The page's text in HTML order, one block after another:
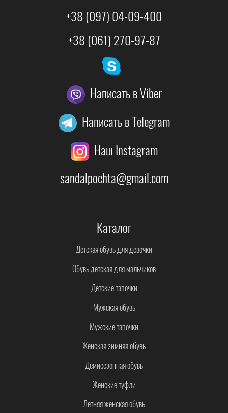
+38 (097) 04-09-400
+38 (061) 270-97-87
Написать в Viber
Написать в Telegram
Наш Instagram
sandalpochta@gmail.com
Каталог
Детская обувь для девочки
Обувь детская для мальчиков
Детские тапочки
Мужская обувь
Мужские тапочки
Женская зимняя обувь
Демисезонная обувь
Женские туфли
Летняя женская обувь